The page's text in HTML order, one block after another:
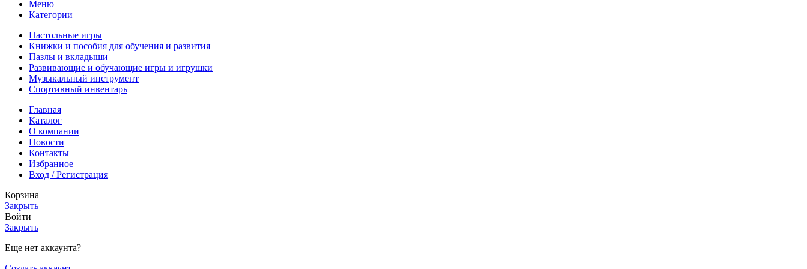
Меню
Категории
Настольные игры
Книжки и пособия для обучения и развития
Пазлы и вкладыши
Развивающие и обучающие игры и игрушки
Музыкальный инструмент
Спортивный инвентарь
Главная
Каталог
О компании
Новости
Контакты
Избранное
Вход / Регистрация
Корзина
Закрыть
Войти
Закрыть
Еще нет аккаунта?